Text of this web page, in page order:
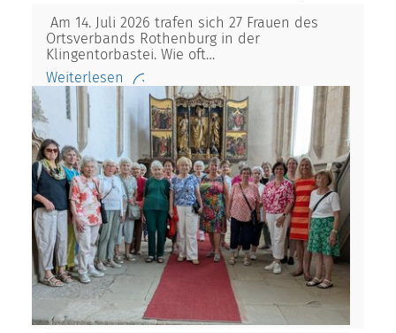
Am 14. Juli 2026 trafen sich 27 Frauen des
Ortsverbands Rothenburg in der
Klingentorbastei. Wie oft…
Weiterlesen